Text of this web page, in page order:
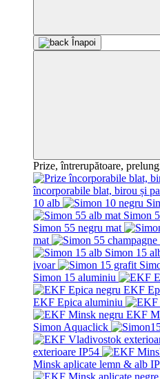
Înapoi
Prize, întrerupătoare,
încorporabile blat, birou și
10 alb
Simon
Simon 55 negru mat
mat
Simon 15
ivoar
Simon 15 aluminiu
EKF
EKF Epica aluminiu
EKF
Simon Aquaclick
exterioare IP54
Minsk aplicate lemn & alb